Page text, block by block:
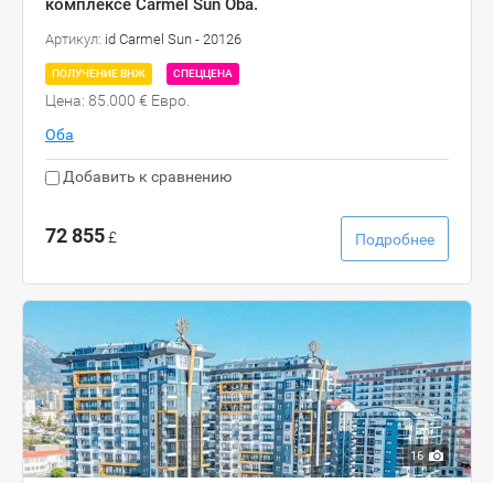
комплексе Сarmel Sun Oba.
Артикул: id Сarmel Sun - 20126
ПОЛУЧЕНИЕ ВНЖ СПЕЦЦЕНА
Цена: 85.000 € Евро.
Оба
Добавить к сравнению
72 855£ Подробнее
16